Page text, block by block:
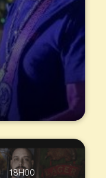
18H00